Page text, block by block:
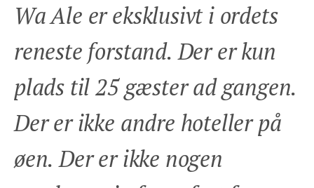
Wa Ale er eksklusivt i ordets
reneste forstand. Der er kun
plads til 25 gæster ad gangen.
Der er ikke andre hoteller på
øen. Der er ikke nogen